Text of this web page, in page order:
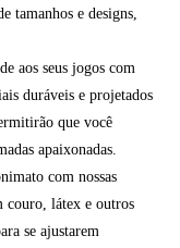
tamanhos e designs,
aos seus jogos com
duráveis e projetados
que você
apaixonadas.
com nossas
couro, látex e outros
se ajustarem